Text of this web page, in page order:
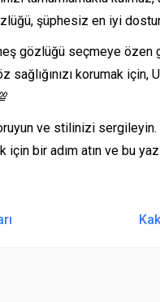
şüphesiz en iyi
gözlüğü seçmeye özen
korumak için,
ve stilinizi
için bir adım atın ve bu